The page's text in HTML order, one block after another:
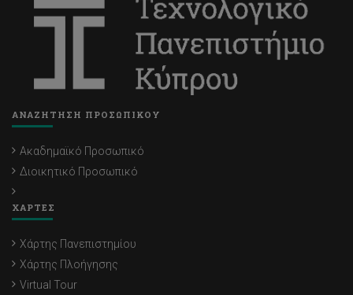
ΑΝΑΖΗΤΗΣΗ ΠΡΟΣΩΠΙΚΟΥ
Ακαδημαϊκό Προσωπικό
Διοικητικό Προσωπικό
ΧΑΡΤΕΣ
Χάρτης Πανεπιστημίου
Χάρτης Πλοήγησης
Virtual Tour